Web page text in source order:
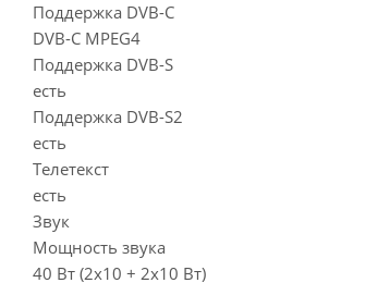
Поддержка DVB-C
DVB-C MPEG4
Поддержка DVB-S
есть
Поддержка DVB-S2
есть
Телетекст
есть
Звук
Мощность звука
40 Вт (2х10 + 2х10 Вт)